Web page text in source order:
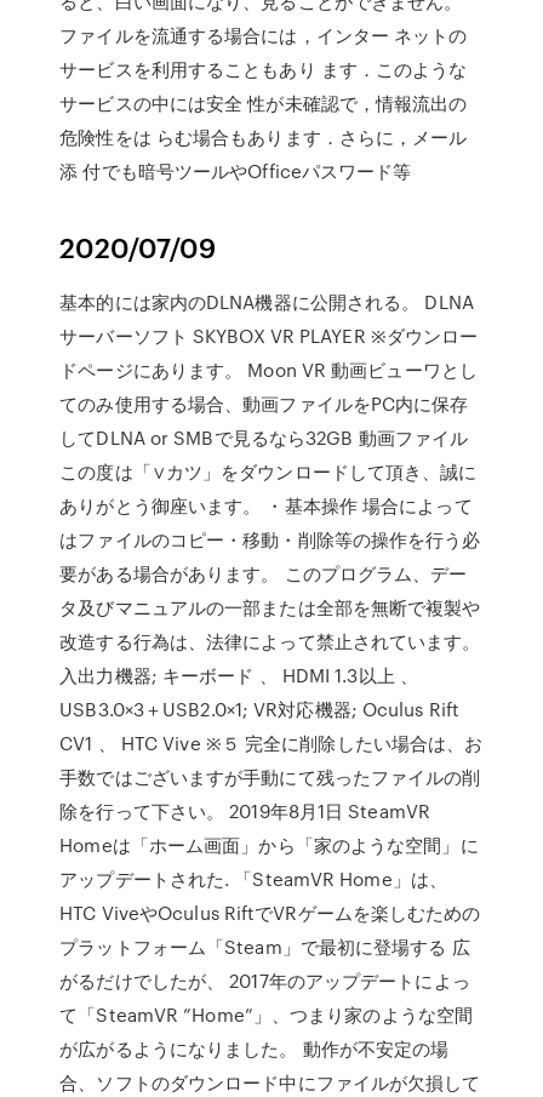
ファイルを流通する場合には，インター ネットの
サービスを利用することもあり ます．このような
サービスの中には安全 性が未確認で，情報流出の
危険性をは らむ場合もあります．さらに，メール
添 付でも暗号ツールやOfficeパスワード等
2020/07/09
基本的には家内のDLNA機器に公開される。 DLNA
サーバーソフト SKYBOX VR PLAYER ※ダウンロー
ドページにあります。 Moon VR 動画ビューワとし
てのみ使用する場合、動画ファイルをPC内に保存
してDLNA or SMBで見るなら32GB 動画ファイル
この度は「∨カツ」をダウンロードして頂き、誠に
ありがとう御座います。 ・基本操作 場合によって
はファイルのコピー・移動・削除等の操作を行う必
要がある場合があります。 このプログラム、デー
タ及びマニュアルの一部または全部を無断で複製や
改造する行為は、法律によって禁止されています。
入出力機器; キーボード 、 HDMI 1.3以上 、
USB3.0×3＋USB2.0×1; VR対応機器; Oculus Rift
CV1 、 HTC Vive ※５ 完全に削除したい場合は、お
手数ではございますが手動にて残ったファイルの削
除を行って下さい。 2019年8月1日 SteamVR
Homeは「ホーム画面」から「家のような空間」に
アップデートされた. 「SteamVR Home」は、
HTC ViveやOculus RiftでVRゲームを楽しむための
プラットフォーム「Steam」で最初に登場する 広
がるだけでしたが、 2017年のアップデートによっ
て「SteamVR ”Home”」、つまり家のような空間
が広がるようになりました。 動作が不安定の場
合、ソフトのダウンロード中にファイルが欠損して